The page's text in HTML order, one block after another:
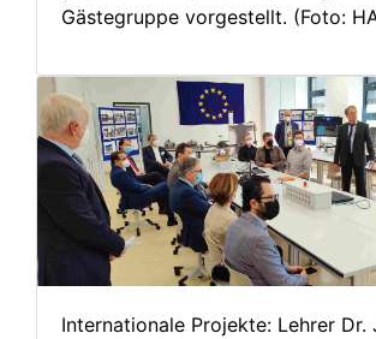
Gästegruppe vorgestellt. (Foto:
Internationale Projekte: Lehrer Dr.